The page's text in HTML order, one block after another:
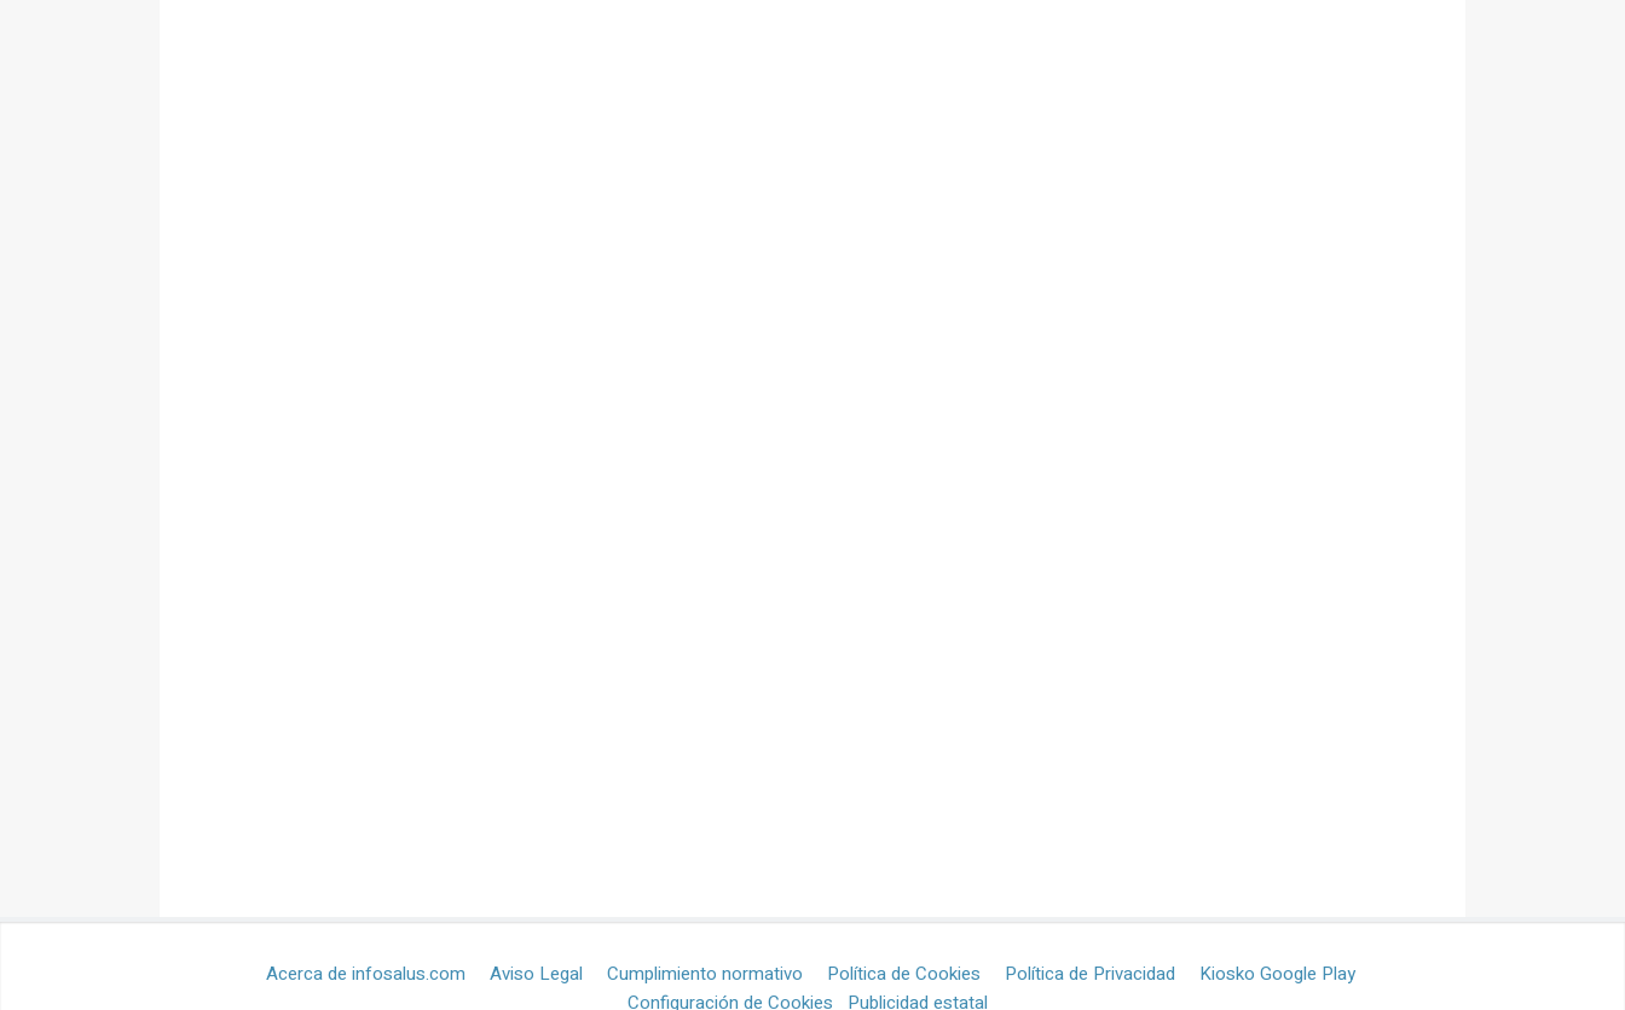
Acerca de infosalus.com Aviso Legal Cumplimiento normativo Política de Cookies Política de Privacidad
Kiosko Google Play
Configuración de Cookies
Publicidad estatal